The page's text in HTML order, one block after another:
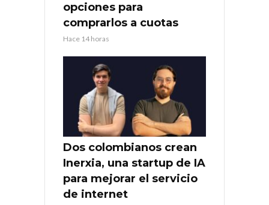
opciones para
comprarlos a cuotas
Hace 14 horas
Dos colombianos crean
Inerxia, una startup de IA
para mejorar el servicio
de internet